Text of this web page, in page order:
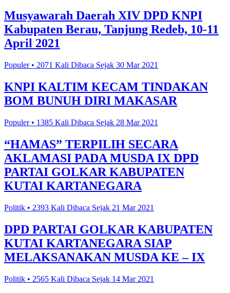
Musyawarah Daerah XIV DPD KNPI
Kabupaten Berau, Tanjung Redeb, 10-11
April 2021
Populer • 2071 Kali Dibaca Sejak 30 Mar 2021
KNPI KALTIM KECAM TINDAKAN
BOM BUNUH DIRI MAKASAR
Populer • 1385 Kali Dibaca Sejak 28 Mar 2021
“HAMAS” TERPILIH SECARA
AKLAMASI PADA MUSDA IX DPD
PARTAI GOLKAR KABUPATEN
KUTAI KARTANEGARA
Politik • 2393 Kali Dibaca Sejak 21 Mar 2021
DPD PARTAI GOLKAR KABUPATEN
KUTAI KARTANEGARA SIAP
MELAKSANAKAN MUSDA KE – IX
Politik • 2565 Kali Dibaca Sejak 14 Mar 2021